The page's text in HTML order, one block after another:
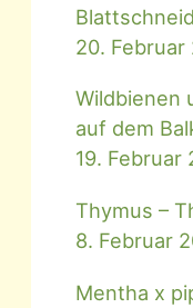
20. Februar
Wildbienen
auf dem
19. Februar
Thymus –
8. Februar
Mentha x